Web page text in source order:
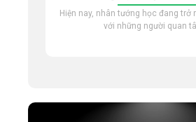
Hiện nay, nhân tướng học đang trở
với những người quan